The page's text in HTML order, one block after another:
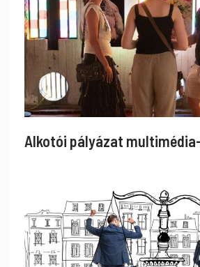
Alkotói pályázat